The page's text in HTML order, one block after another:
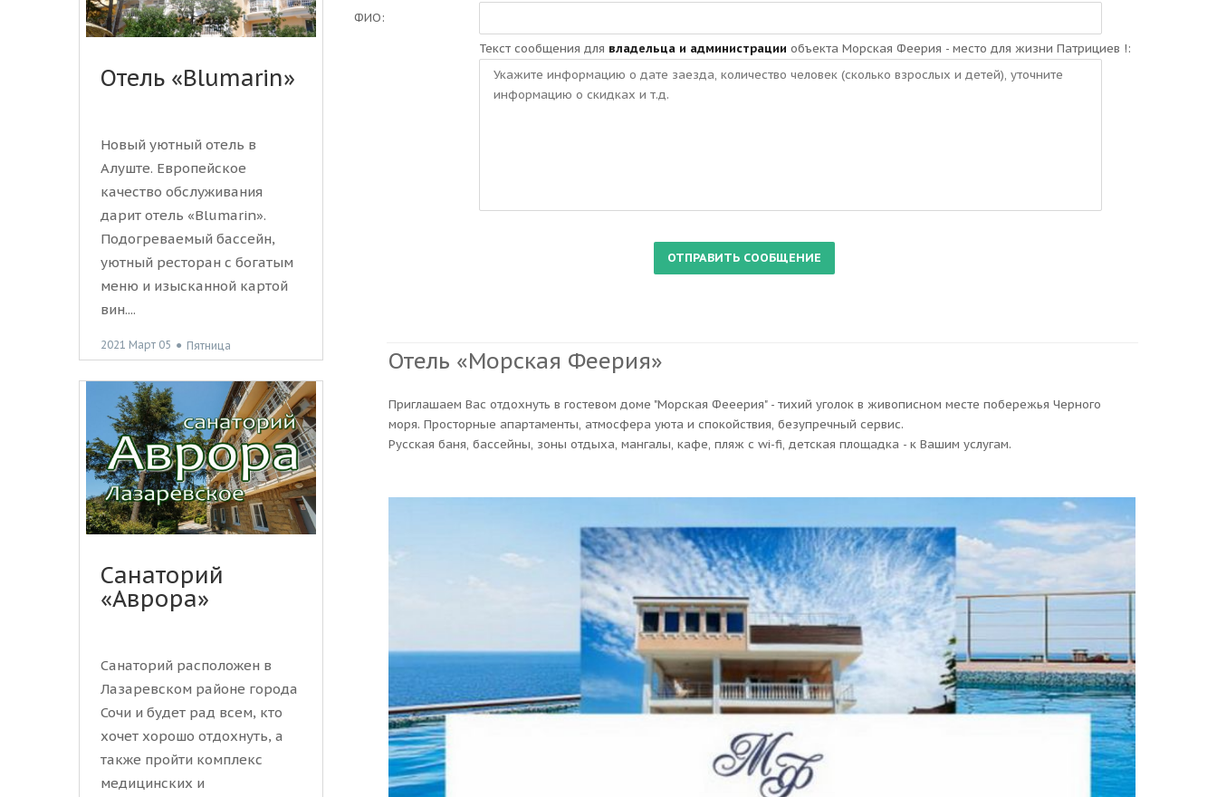
ФИО:
Текст сообщения для владельца и администрации объекта Морская Феерия - место для жизни Патрициев !:
Отель «Морская Феерия»
Приглашаем Вас отдохнуть в гостевом доме "Морская Фееерия" - тихий уголок в живописном месте побережья Черного
моря. Просторные апартаменты, атмосфера уюта и спокойствия, безупречный сервис.
Русская баня, бассейны, зоны отдыха, мангалы, кафе, пляж с wi-fi, детская площадка - к Вашим услугам.
Отель «Blumarin»
Новый уютный отель в
Алуште. Европейское
качество обслуживания
дарит отель «Blumarin».
Подогреваемый бассейн,
уютный ресторан с богатым
меню и изысканной картой
вин....
2021 Март 05 ● Пятница
Санаторий
«Аврора»
Санаторий расположен в
Лазаревском районе города
Сочи и будет рад всем, кто
хочет хорошо отдохнуть, а
также пройти комплекс
медицинских и